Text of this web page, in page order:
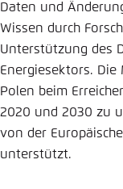
Daten und
Wissen durch
Unterstützung des
Energiesektors.
Polen beim
2020 und 2030 zu
von der
unterstützt.
Passwort *
Abbrechen
Hell